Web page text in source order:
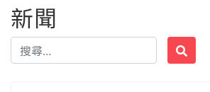
新聞